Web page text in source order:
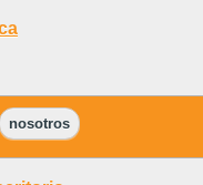
nosotros